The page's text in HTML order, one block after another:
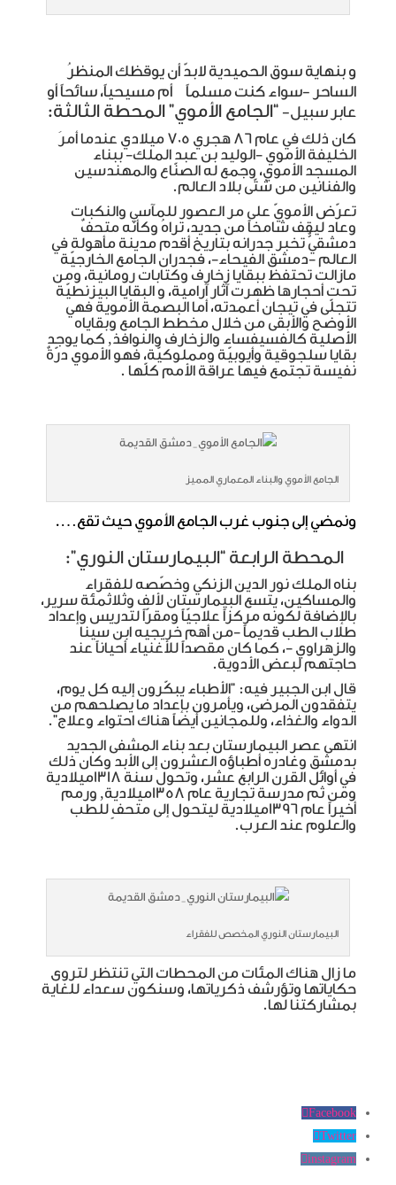
و بنهاية سوق الحميدية لابدّ أن يوقظك المنظرُ
الساحر -سواء كنت مسلماً أم مسيحياً، سائحاً أو
عابر سبيل- “الجامع الأموي” المحطة الثالثة:
كان ذلك في عام 86 هجري 705 ميلادي عندما أمرَ
الخليفة الأموي -الوليد بن عبد الملك- ببناء
المسجد الأموي، وجمع له الصنّاع والمهندسين
والفنانين من شتّى بلاد العالم.
تعرّض الأمويّ على مر العصور للمآسي والنكبات
وعاد ليقف شامخاً من جديد، تراهُ وكأنه متحفٌ
دمشقيٌّ تخبر جدرانه بتاريخ أقدم مدينة مأهولة في
العالم -دمشق الفيحاء-، فجدران الجامع الخارجيّة
مازالت تحتفظ ببقايا زخارف وكتابات رومانية، ومن
تحت أحجارها ظهرت آثار آرامية، و البقايا البيزنطيّة
تتجلّى في تيجان أعمدته، أما البصمة الأموية فهي
الأوضح والأبقى من خلال مخطط الجامع وبقاياه
الأصلية كالفسيفساء والزخارف والنوافذ, كما يوجد
بقايا سلجوقية وأيوبيّة ومملوكيّة، فهو الأموي درّةٌ
نفيسة تجتمع فيها عراقة الأمم كلّها .
الجامع الأموي والبناء المعماري المميز
ونمضي إلى جنوب غرب الجامع الأموي حيث تقع….
المحطة الرابعة “البيمارستان النوري”:
بناه الملك نور الدين الزنكي وخصّصه للفقراء
والمساكين، يتسع البيمارستان لألف وثلاثمئة سرير،
بالإضافة لكونه مركزاً علاجيّاً ومقرّاً لتدريس وإعداد
طلاب الطب قديماً -من أهم خريجيه ابن سينا
والزهراوي -، كما كان مقصداً للأغنياء أحياناً عند
حاجتهم لبعض الأدوية.
قال ابن الجبير فيه: “الأطباء يبكّرون إليه كل يوم،
يتفقدون المرضى، ويأمرون بإعداد ما يصلحهم من
الدواء والغذاء، وللمجانين أيضاً هناك احتواء وعلاج”.
انتهى عصر البيمارستان بعد بناء المشفى الجديد
بدمشق وغادره أطباؤه العشرون إلى الأبد وكان ذلك
في أوائل القرن الرابع عشر، وتحول سنة 1318ميلادية
ومن ثم مدرسة تجارية عام 1358ميلادية, ورمم
أخيراً عام 1396ميلادية ليتحول إلى متحفٍ للطب
والعلوم عند العرب.
البيمارستان النوري المخصص للفقراء
ما زال هناك المئات من المحطات التي تنتظر لتروى
حكاياتها وتؤرشف ذكرياتها، وسنكون سعداء للغاية
بمشاركتنا لها.
Facebook
Twitter
instagram